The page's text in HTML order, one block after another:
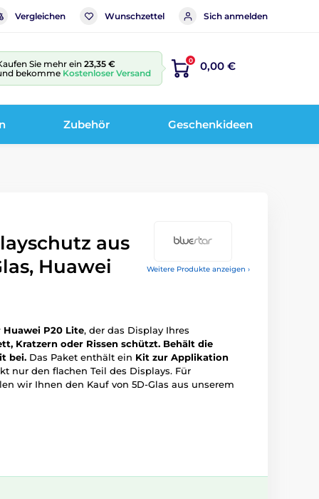
Vergleichen Wunschzettel Sich anmelden
Sie mehr ein 23,35 €
bekomme Kostenloser Versand
0 0,00 €
Zubehör Geschenkideen
Weitere Produkte anzeigen ›
aus
Huawei
P20 Lite, der das Display Ihres
Kratzern oder Rissen schützt. Behält die
bei. Das Paket enthält ein Kit zur Applikation
nur den flachen Teil des Displays. Für
wir Ihnen den Kauf von 5D-Glas aus unserem